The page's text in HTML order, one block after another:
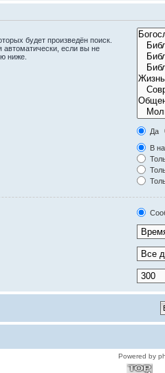
будет произведён поиск.
автоматически, если вы не
ниже.
Да
В
Powered by